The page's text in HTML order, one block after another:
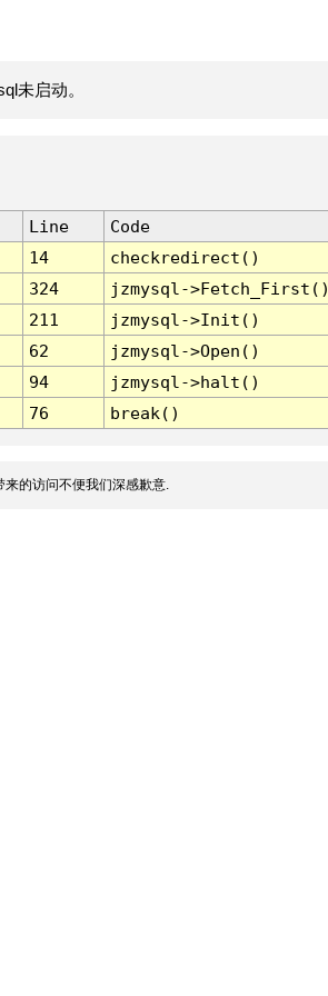
未启动。
Line
Code
14
checkredirect()
324
jzmysql-
211
jzmysql->Init()
62
jzmysql->Open()
94
jzmysql->halt()
76 break()
的访问不便我们深感歉意.